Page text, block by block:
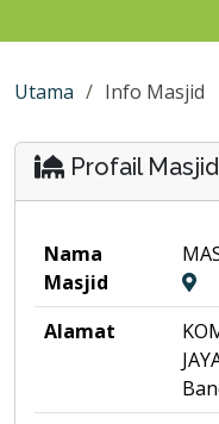
Utama Info Masjid
Profail Masjid
Nama
Masjid
Alamat